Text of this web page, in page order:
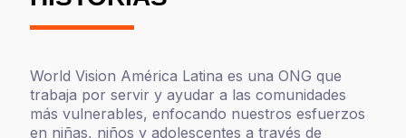
World Vision América Latina es una ONG que
trabaja por servir y ayudar a las comunidades
más vulnerables, enfocando nuestros esfuerzos
en niñas, niños y adolescentes a través de